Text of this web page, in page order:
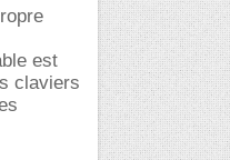
est
claviers